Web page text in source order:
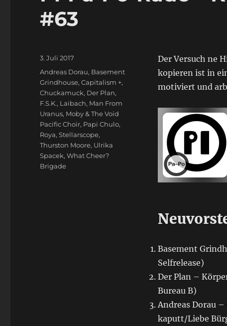
#63
Der Versuch ne
kopieren ist in
motiviert und
Basement
Selfrelease)
Der Plan –
Bureau B)
Andreas Dorau
kaputt/Liebe
Veröffentlicht
am
3. Juli 2017
Schlagwörter
Andreas Dorau, Basement
Grindhouse,Capitalism +,
Chuckamuck, Der Plan,
F.S.K., Laibach, Man From
Uranus, Moby & The Void
Pacific Choir, Papi Chulo,
Roya,Stellarscope,
Thurston Moore, Ulrika
Spacek,What Cheer?
Brigade